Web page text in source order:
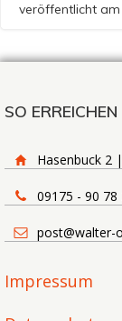
veröffentlicht am
SO
Hasenbuck 2
09175 - 90 78
post@walter-
Impressum